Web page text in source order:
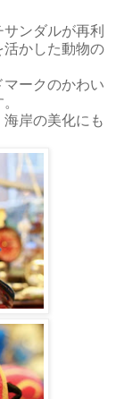
ンダルが再利
活かした動物の
ークのかわい
岸の美化にも